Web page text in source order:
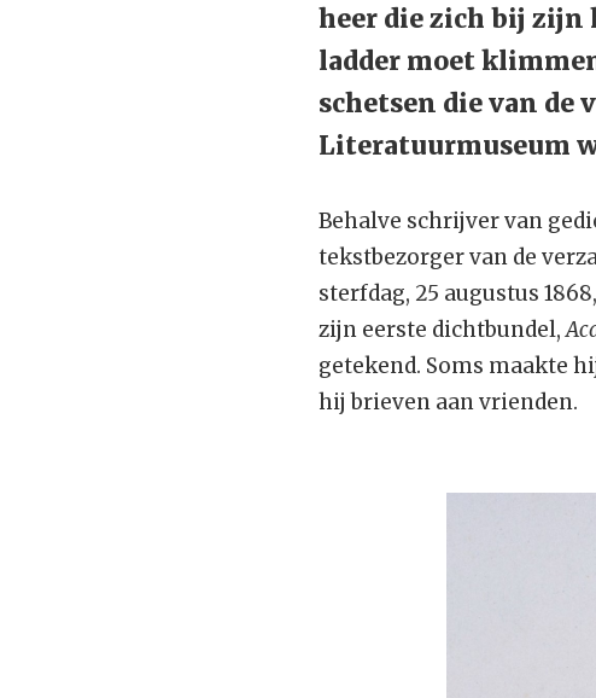
heer die zich bij zijn
ladder moet
schetsen die van de
Literatuurmuseum
Behalve schrijver van
tekstbezorger van de
sterfdag, 25 augustus
zijn eerste dichtbundel,
getekend. Soms maakte
hij brieven aan vrienden.